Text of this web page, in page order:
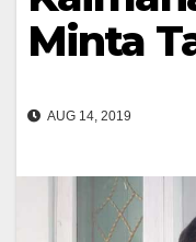
Minta
AUG 14, 2019